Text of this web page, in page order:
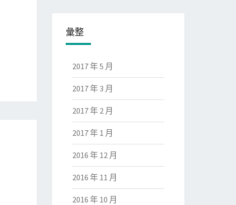
彙整
2017 年 5 月
2017 年 3 月
2017 年 2 月
2017 年 1 月
2016 年 12 月
2016 年 11 月
2016 年 10 月